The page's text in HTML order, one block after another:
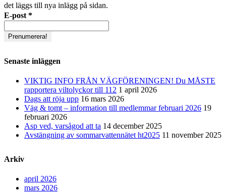
det läggs till nya inlägg på sidan.
E-post *
Senaste inläggen
VIKTIG INFO FRÅN VÄGFÖRENINGEN! Du MÅSTE
rapportera viltolyckor till 112 1 april 2026
Dags att röja upp 16 mars 2026
Väg & tomt – information till medlemmar februari 2026 19
februari 2026
Asp ved, varsågod att ta 14 december 2025
Avstängning av sommarvattennätet ht2025 11 november 2025
Arkiv
april 2026
mars 2026